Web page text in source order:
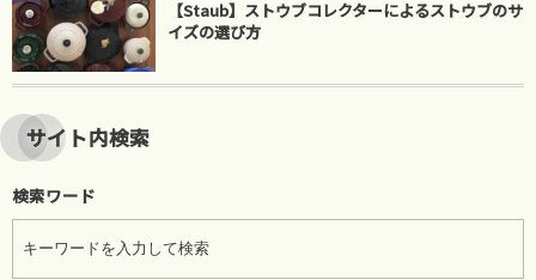
【Staub】ストウブコレクターによるストウブのサ
イズの選び方
サイト内検索
検索ワード